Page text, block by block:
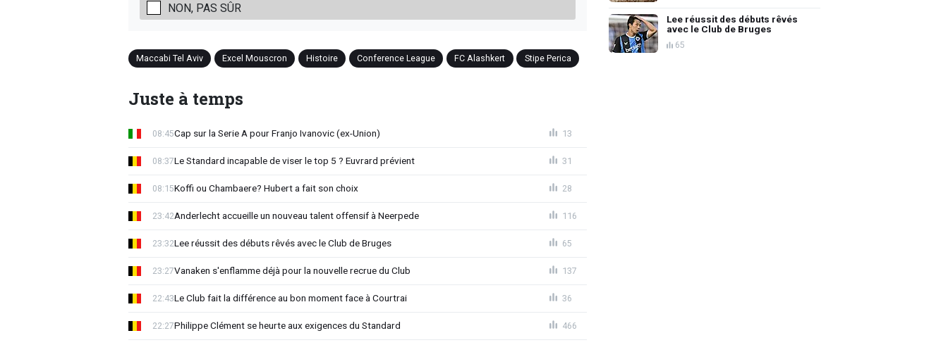
NON, PAS SÛR
Maccabi Tel Aviv Excel Mouscron Histoire Conference League FC Alashkert Stipe Perica
Juste à temps
Cap sur la Serie A pour Franjo Ivanovic (ex-Union)
08:45 13
Le Standard incapable de viser le top 5 ? Euvrard prévient
08:37 31
Koffi ou Chambaere? Hubert a fait son choix
08:15 28
Anderlecht accueille un nouveau talent offensif à Neerpede
23:42 116
Lee réussit des débuts rêvés avec le Club de Bruges
23:32 65
Vanaken s'enflamme déjà pour la nouvelle recrue du Club
23:27 137
Le Club fait la différence au bon moment face à Courtrai
22:43 36
Philippe Clément se heurte aux exigences du Standard
22:27 466
Lee réussit des débuts rêvés
avec le Club de Bruges
65